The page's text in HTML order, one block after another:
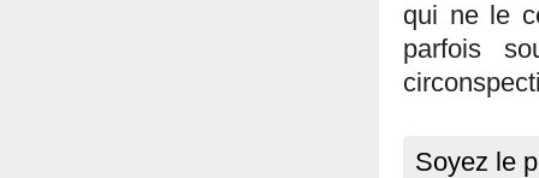
qui ne le
parfois
Soyez le